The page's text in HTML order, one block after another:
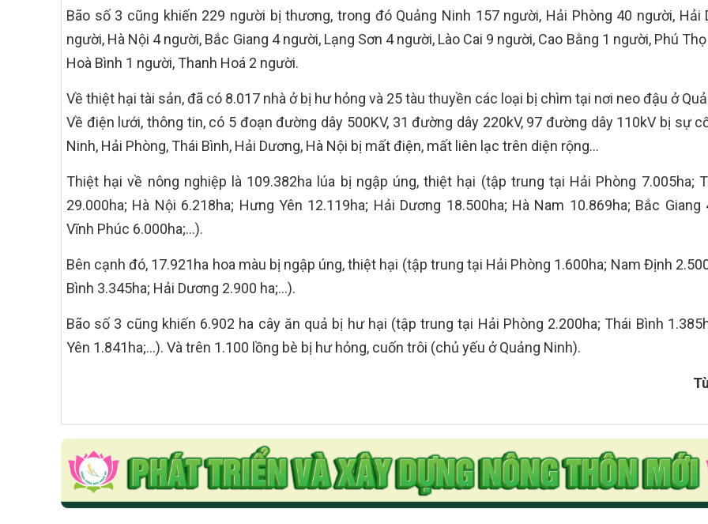
Bão số 3 cũng khiến 229 người bị thương, trong đó Quảng Ninh 157 người, Hải Phòng 40 người, Hải
người, Hà Nội 4 người, Bắc Giang 4 người, Lạng Sơn 4 người, Lào Cai 9 người, Cao Bằng 1 người, Phú
Hoà Bình 1 người, Thanh Hoá 2 người.
Về thiệt hại tài sản, đã có 8.017 nhà ở bị hư hỏng và 25 tàu thuyền các loại bị chìm tại nơi neo đậu ở
Về điện lưới, thông tin, có 5 đoạn đường dây 500KV, 31 đường dây 220kV, 97 đường dây 110kV bị sự
Ninh, Hải Phòng, Thái Bình, Hải Dương, Hà Nội bị mất điện, mất liên lạc trên diện rộng…
Thiệt hại về nông nghiệp là 109.382ha lúa bị ngập úng, thiệt hại (tập trung tại Hải Phòng 7.005ha;
29.000ha; Hà Nội 6.218ha; Hưng Yên 12.119ha; Hải Dương 18.500ha; Hà Nam 10.869ha; Bắc Giang
Vĩnh Phúc 6.000ha;…).
Bên cạnh đó, 17.921ha hoa màu bị ngập úng, thiệt hại (tập trung tại Hải Phòng 1.600ha; Nam Định
Bình 3.345ha; Hải Dương 2.900 ha;…).
Bão số 3 cũng khiến 6.902 ha cây ăn quả bị hư hại (tập trung tại Hải Phòng 2.200ha; Thái Bình
Yên 1.841ha;…). Và trên 1.100 lồng bè bị hư hỏng, cuốn trôi (chủ yếu ở Quảng Ninh).